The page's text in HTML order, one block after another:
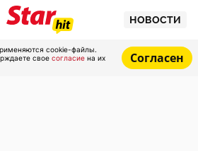
НОВОСТИ
cookie-файлы.
свое согласие на их
Согласен